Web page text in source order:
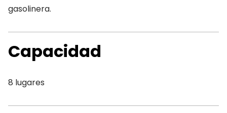
gasolinera.
Capacidad
8 lugares